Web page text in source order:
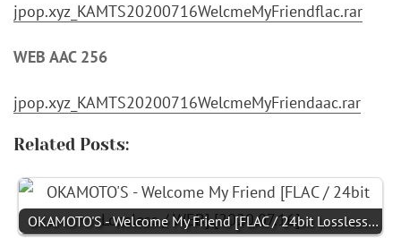
jpop.xyz_KAMTS20200716WelcmeMyFriendflac.rar
WEB AAC 256
jpop.xyz_KAMTS20200716WelcmeMyFriendaac.rar
Related Posts:
OKAMOTO'S - Welcome My Friend [FLAC / 24bit Lossless…